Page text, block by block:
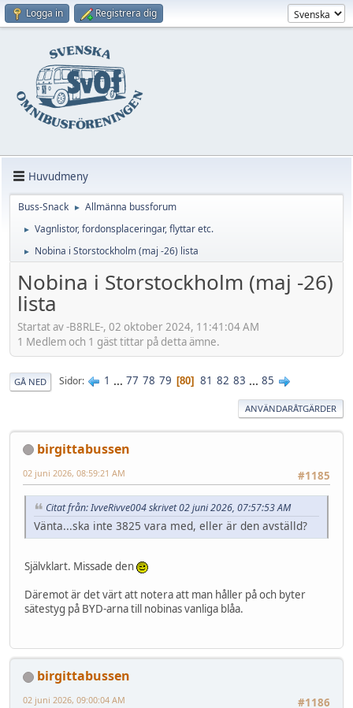
Logga in Registrera dig
Huvudmeny
Buss-Snack ► Allmänna bussforum
► Vagnlistor, fordonsplaceringar, flyttar etc.
► Nobina i Storstockholm (maj -26) lista
Nobina i Storstockholm (maj -26)
lista
Startat av -B8RLE-, 02 oktober 2024, 11:41:04 AM
1 Medlem och 1 gäst tittar på detta ämne.
GÅ NED Sidor 1 ... 77 78 79 80 81 82 83 ... 85
ANVÄNDARÅTGÄRDER
birgittabussen
#1185
02 juni 2026, 08:59:21 AM
Citat från: IvveRivve004 skrivet 02 juni 2026, 07:57:53 AM
Vänta...ska inte 3825 vara med, eller är den avställd?
Självklart. Missade den
Däremot är det värt att notera att man håller på och byter
sätestyg på BYD-arna till nobinas vanliga blåa.
birgittabussen
#1186
02 juni 2026, 09:00:04 AM